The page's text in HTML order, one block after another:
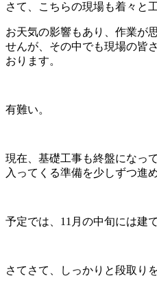
さて、こちらの現場も着々と
お天気の影響もあり、作業が
せんが、その中でも現場の皆
おります。
有難い。
現在、基礎工事も終盤になっ
入ってくる準備を少しずつ進
予定では、11月の中旬には建
さてさて、しっかりと段取り